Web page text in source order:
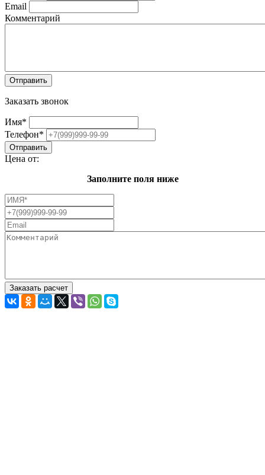
Email
Комментарий
Заказать звонок
Имя*
Телефон*
Цена от:
Заполните поля ниже